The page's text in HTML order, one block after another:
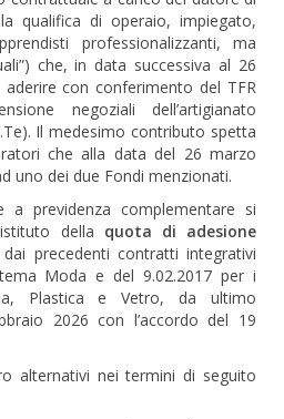
qualifica di operaio, impiegato,
professionalizzanti, ma
che, in data successiva al 26
con conferimento del TFR
negoziali dell’artigianato
Il medesimo contributo spetta
che alla data del 26 marzo
uno dei due Fondi menzionati.
a previdenza complementare si
istituto della quota di adesione
precedenti contratti integrativi
Moda e del 9.02.2017 per i
Plastica e Vetro, da ultimo
2026 con l’accordo del 19
alternativi nei termini di seguito